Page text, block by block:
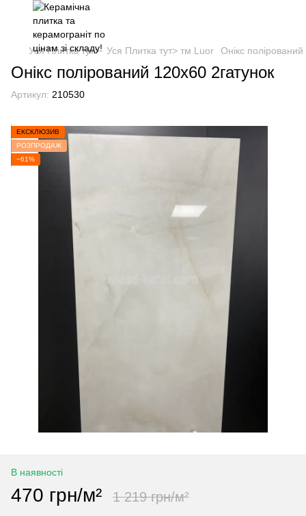
Уся Плитка тут> Уся Плитка тут> тм Luor Онікс
Онікс полірований 120x60 2гатунок
Артикул: 210530
ЕКСКЛЮЗИВ
РОЗПРОДАЖ
−61%
В наявності
470 грн/м² 1 219 грн/м²